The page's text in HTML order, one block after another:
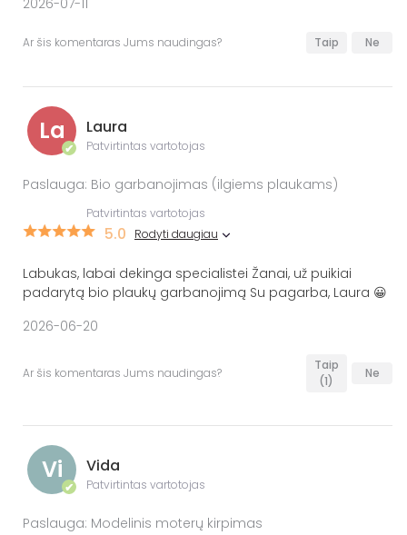
2026-07-11
Ar šis komentaras Jums naudingas? Taip Ne
La
✔
Laura
Patvirtintas vartotojas
Paslauga: Bio garbanojimas (ilgiems plaukams)
Patvirtintas vartotojas
5.0 Rodyti daugiau
Labukas, labai dekinga specialistei Žanai, už puikiai
padarytą bio plaukų garbanojimą Su pagarba, Laura 😀
2026-06-20
Ar šis komentaras Jums naudingas?
Taip
(1)
Ne
Vi
✔
Vida
Patvirtintas vartotojas
Paslauga: Modelinis moterų kirpimas